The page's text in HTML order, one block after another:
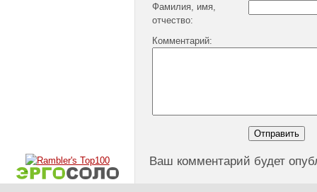
Фамилия, имя,
отчество:
Комментарий:
Ваш комментарий будет